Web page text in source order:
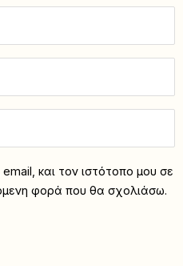
και τον ιστότοπο μου σε
φορά που θα σχολιάσω.